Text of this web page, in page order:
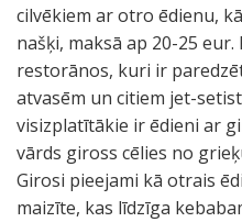
cilvēkiem ar otro ēdienu,
našķi, maksā ap 20-25
restorānos, kuri ir
atvasēm un citiem jet-
visizplatītākie ir ēdieni ar
vārds giross cēlies no
Girosi pieejami kā otrais
maizīte, kas līdzīga